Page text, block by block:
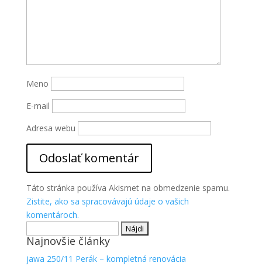
Meno
E-mail
Adresa webu
Táto stránka používa Akismet na obmedzenie spamu.
Zistite, ako sa spracovávajú údaje o vašich
komentároch.
Najnovšie články
jawa 250/11 Perák – kompletná renovácia